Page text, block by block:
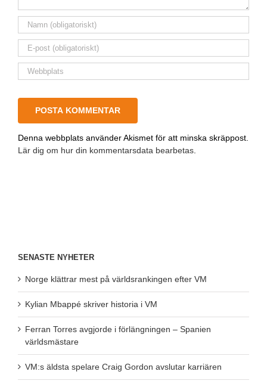
Denna webbplats använder Akismet för att minska skräppost.
Lär dig om hur din kommentarsdata bearbetas
SENASTE NYHETER
Norge klättrar mest på världsrankingen efter VM
Kylian Mbappé skriver historia i VM
Ferran Torres avgjorde i förlängningen – Spanien
världsmästare
VM:s äldsta spelare Craig Gordon avslutar karriären